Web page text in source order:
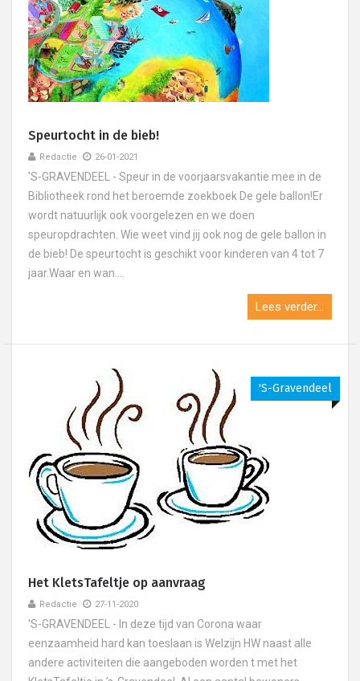
Speurtocht in de bieb!
Redactie 26-01-2021
'S-GRAVENDEEL - Speur in de voorjaarsvakantie mee in de
Bibliotheek rond het beroemde zoekboek De gele ballon!Er
wordt natuurlijk ook voorgelezen en we doen
speuropdrachten. Wie weet vind jij ook nog de gele ballon in
de bieb! De speurtocht is geschikt voor kinderen van 4 tot 7
jaar.Waar en wan....
Lees verder...
's-Gravendeel
Het KletsTafeltje op aanvraag
Redactie 27-11-2020
'S-GRAVENDEEL - In deze tijd van Corona waar
eenzaamheid hard kan toeslaan is Welzijn HW naast alle
andere activiteiten die aangeboden worden t met het